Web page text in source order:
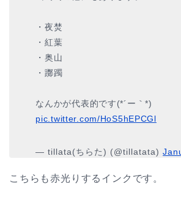
・夜焚
・紅葉
・奥山
・躑躅
なんかが代表的です(*´ー｀*)
pic.twitter.com/HoS5hEPCGl
— tillata(ちらた) (@tillatata)
こちらも赤光りするインクです。